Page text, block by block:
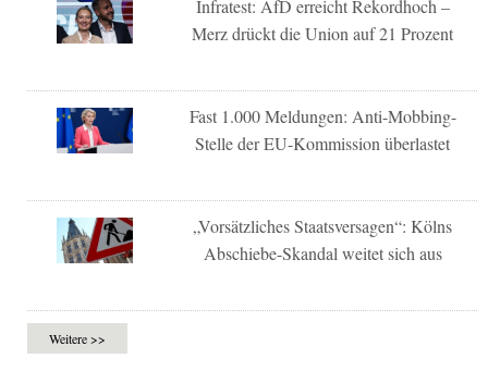
Infratest: AfD erreicht Rekordhoch –
Merz drückt die Union auf 21 Prozent
Fast 1.000 Meldungen: Anti-Mobbing-
Stelle der EU-Kommission überlastet
„Vorsätzliches Staatsversagen“: Kölns
Abschiebe-Skandal weitet sich aus
Weitere >>